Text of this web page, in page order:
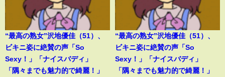
“最高の熟女”沢地優佳（51）、
ビキニ姿に絶賛の声「So
Sexy！」「ナイスバディ」
「隅々までも魅力的で綺麗！」
“最高の熟女”沢地優佳（51）、
ビキニ姿に絶賛の声「So
Sexy！」「ナイスバディ」
「隅々までも魅力的で綺麗！」